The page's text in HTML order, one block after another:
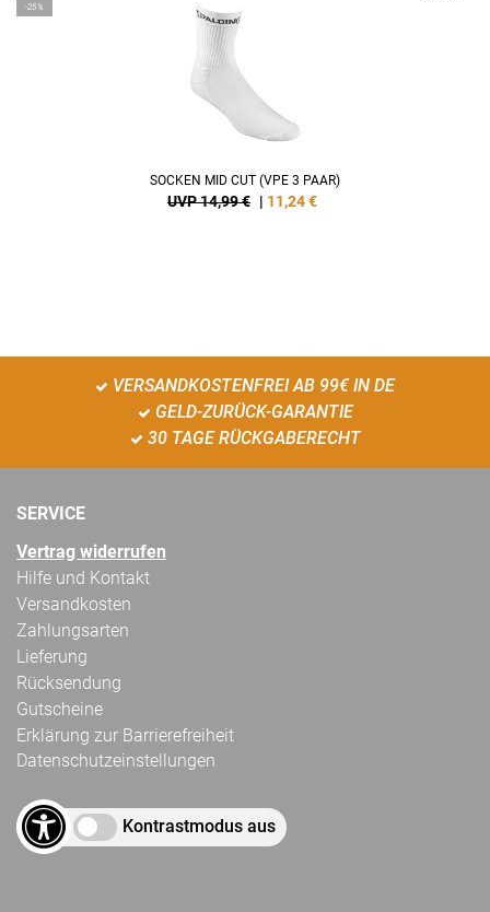
-25%
SOCKEN MID CUT (VPE 3 PAAR)
UVP 14,99 € | 11,24€
VERSANDKOSTENFREI AB 99€ IN DE
GELD-ZURÜCK-GARANTIE
30 TAGE RÜCKGABERECHT
SERVICE
Vertrag widerrufen
Hilfe und Kontakt
Versandkosten
Zahlungsarten
Lieferung
Rücksendung
Gutscheine
Erklärung zur Barrierefreiheit
Datenschutzeinstellungen
Kontrastmodus aus